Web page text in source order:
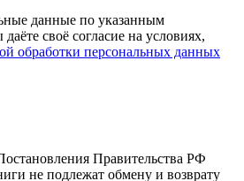
данные по указанным
своё согласие на условиях,
обработки персональных данных
Правительства РФ
не подлежат обмену и возврату